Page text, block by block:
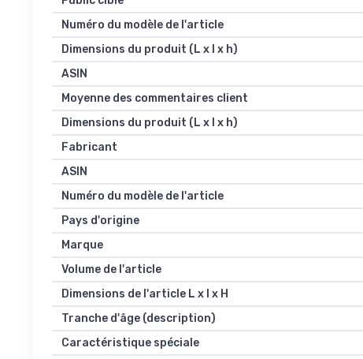
Numéro du modèle de l'article
Dimensions du produit (L x l x h)
ASIN
Moyenne des commentaires client
Dimensions du produit (L x l x h)
Fabricant
ASIN
Numéro du modèle de l'article
Pays d'origine
Marque
Volume de l'article
Dimensions de l'article L x l x H
Tranche d'âge (description)
Caractéristique spéciale